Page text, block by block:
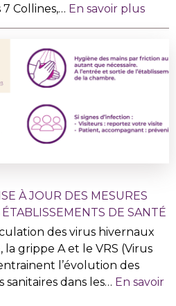
Collines,… En savoir plus
À JOUR DES MESURES
DE SANTÉ
des virus hivernaux
la grippe A et le VRS (Virus
l’évolution des
dans les… En savoir